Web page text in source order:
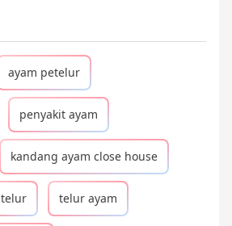
ayam petelur
penyakit ayam
kandang ayam close house
telur telur ayam